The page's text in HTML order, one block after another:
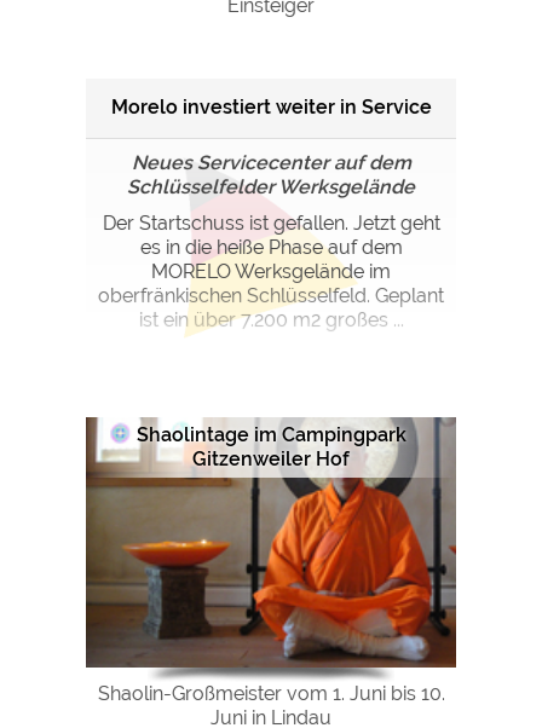
Einsteiger
Morelo investiert weiter in Service
Neues Servicecenter auf dem
Schlüsselfelder Werksgelände
Der Startschuss ist gefallen. Jetzt geht
es in die heiße Phase auf dem
MORELO Werksgelände im
oberfränkischen Schlüsselfeld. Geplant
ist ein über 7.200 m2 großes ...
Shaolintage im Campingpark
Gitzenweiler Hof
Shaolin-Großmeister vom 1. Juni bis 10.
Juni in Lindau
https://policies.google.com/privacy
über "COOKIES" geändert werden!